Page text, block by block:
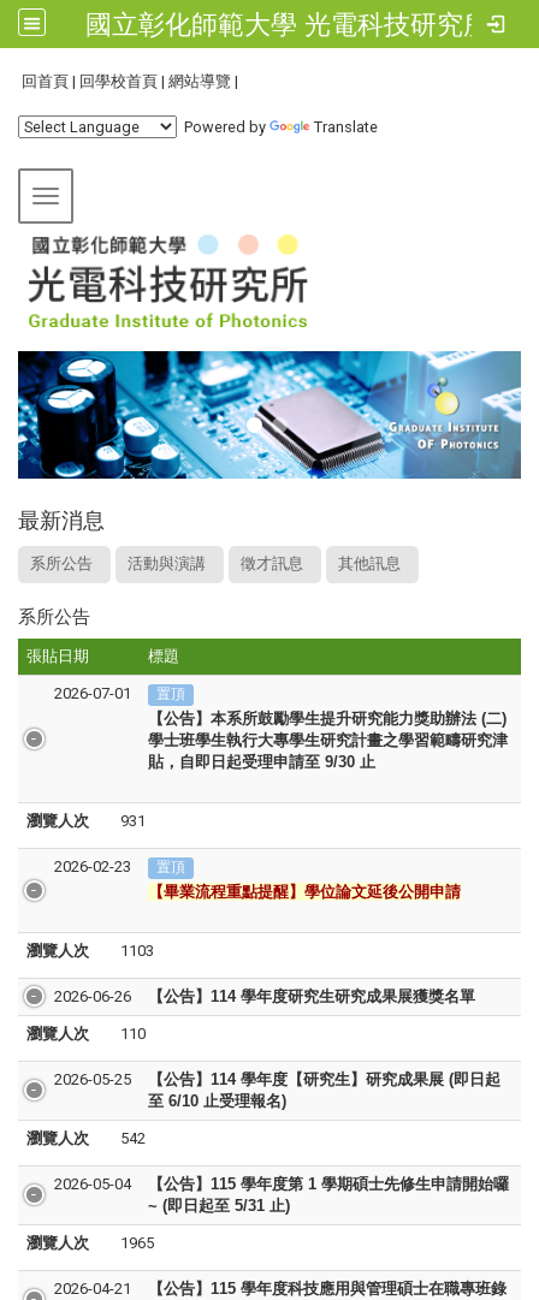
國立彰化師範大學 光電科技研究所
回首頁 | 回學校首頁 | 網站導覽 |
Powered by Translate
Toggle navigation
最新消息
系所公告 活動與演講 徵才訊息 其他訊息
系所公告
張貼日期 標題
2026-07-01 置頂
【公告】本系所鼓勵學生提升研究能力獎助辦法 (二)
學士班學生執行大專學生研究計畫之學習範疇研究津
貼，自即日起受理申請至 9/30 止
瀏覽人次 931
2026-02-23 置頂
【畢業流程重點提醒】學位論文延後公開申請
瀏覽人次 1103
2026-06-26 【公告】114 學年度研究生研究成果展獲獎名單
瀏覽人次 110
2026-05-25
【公告】114 學年度【研究生】研究成果展 (即日起
至 6/10 止受理報名)
瀏覽人次 542
2026-05-04
【公告】115 學年度第 1 學期碩士先修生申請開始囉
~ (即日起至 5/31 止)
瀏覽人次 1965
2026-04-21 【公告】 115 學年度科技應用與管理碩士在職專班錄